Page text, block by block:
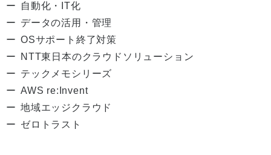
自動化・IT化
データの活用・管理
OSサポート終了対策
NTT東日本のクラウドソリューション
テックメモシリーズ
AWS re:Invent
地域エッジクラウド
ゼロトラスト